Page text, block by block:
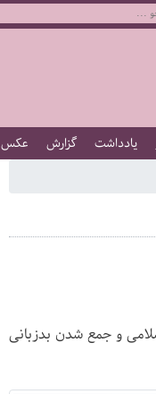
یادداشت گزارش عکس
و جمع شدن بدزبانی